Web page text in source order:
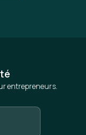
entrepreneurs.